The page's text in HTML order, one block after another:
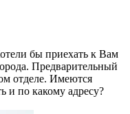
бы приехать к Вам
Предварительный
отделе. Имеются
и по какому адресу?